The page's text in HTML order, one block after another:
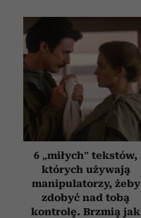
6 „miłych” tekstów,
których używają
manipulatorzy, żeby
zdobyć nad tobą
kontrolę. Brzmią jak